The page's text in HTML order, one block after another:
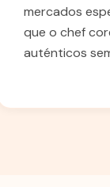
mercados
que o chef
auténticos